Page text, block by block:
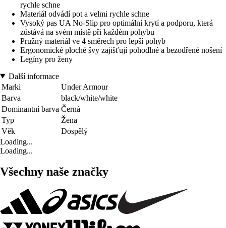
rychle schne
Materiál odvádí pot a velmi rychle schne
Vysoký pas UA No-Slip pro optimální krytí a podporu, která
zůstává na svém místě při každém pohybu
Pružný materiál ve 4 směrech pro lepší pohyb
Ergonomické ploché švy zajišťují pohodlné a bezodřené nošení
Legíny pro ženy
Další informace
Marki
Under Armour
Barva
black/white/white
Dominantní barva Černá
Typ
Žena
Věk
Dospělý
Loading...
Loading...
Všechny naše značky